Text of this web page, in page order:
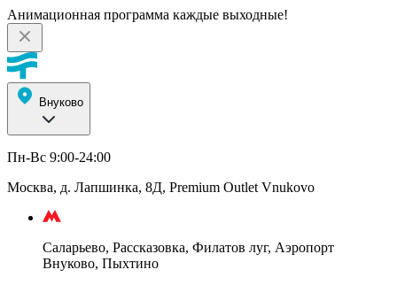
Анимационная программа каждые выходные!
Внуково
Пн-Вс 9:00-24:00
Москва, д. Лапшинка, 8Д, Premium Outlet Vnukovo
Саларьево, Рассказовка, Филатов луг, Аэропорт
Внуково, Пыхтино